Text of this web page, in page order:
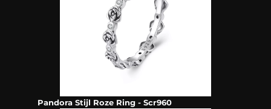
Pandora Stijl Roze Ring - Scr960